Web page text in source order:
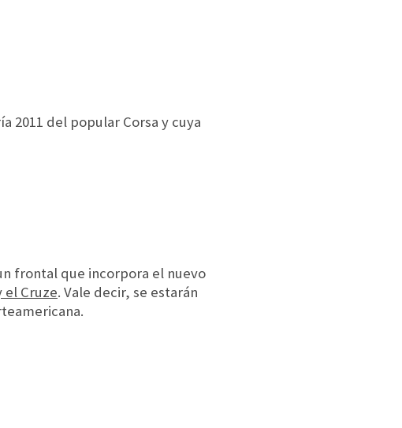
2011 del popular Corsa y cuya
frontal que incorpora el nuevo
el Cruze. Vale decir, se estarán